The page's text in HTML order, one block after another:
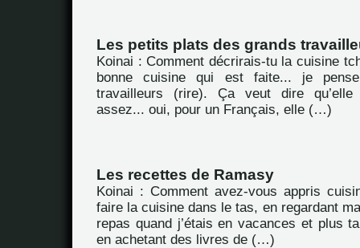
Les petits plats des grands
Koinai : Comment décrirais-tu la cuisine
bonne cuisine qui est faite... je
travailleurs (rire). Ça veut dire
assez... oui, pour un Français, elle (…)
Les recettes de Ramasy
Koinai : Comment avez-vous appris
faire la cuisine dans le tas, en regardant
repas quand j’étais en vacances et plus
en achetant des livres de (…)